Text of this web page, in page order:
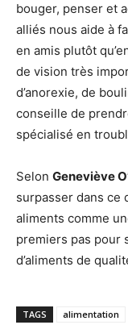
bouger, penser et
alliés nous aide à
en amis plutôt
de vision très
d’anorexie, de
conseille de
spécialisé en
Selon Geneviève
surpasser dans ce
aliments comme
premiers pas pour
d’aliments de
TAGS alimentation